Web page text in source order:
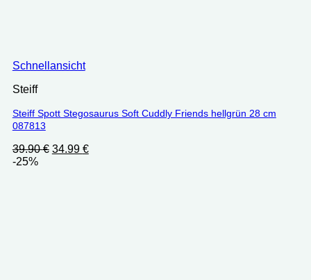
Schnellansicht
Steiff
Steiff Spott Stegosaurus Soft Cuddly Friends hellgrün 28 cm
087813
39.90€ Ursprünglicher
34.99 €Aktueller
-25%